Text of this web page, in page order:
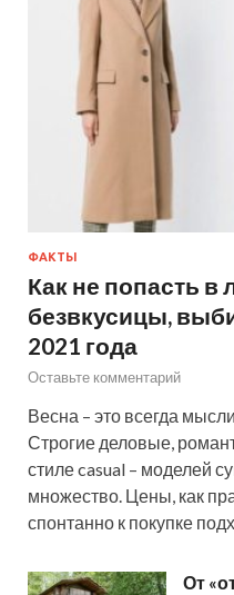
ФАКТЫ
Как не попасть в
безвкусицы,
2021 года
Оставьте комментарий
Весна – это всегда
Строгие деловые,
стиле casual – моделей
множество. Цены, как
спонтанно к покупке
От